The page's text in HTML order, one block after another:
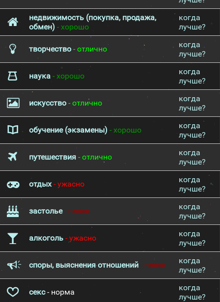
недвижимость (покупка, продажа,
обмен) - хорошо
когда
лучше?
творчество - отлично
когда
лучше?
наука - хорошо
когда
лучше?
искусство - отлично
когда
лучше?
обучение (экзамены) - хорошо
когда
лучше?
путешествия - отлично
когда
лучше?
отдых- ужасно
когда
лучше?
застолье- плохо
когда
лучше?
алкоголь - ужасно
когда
лучше?
споры, выяснения отношений - плохо
когда
лучше?
секс- норма
когда
лучше?